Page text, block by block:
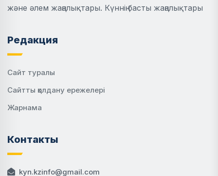
және әлем жаңалықтары. Күннің басты жаңалықтары
Редакция
Сайт туралы
Сайтты қолдану ережелері
Жарнама
Контакты
kyn.kzinfo@gmail.com